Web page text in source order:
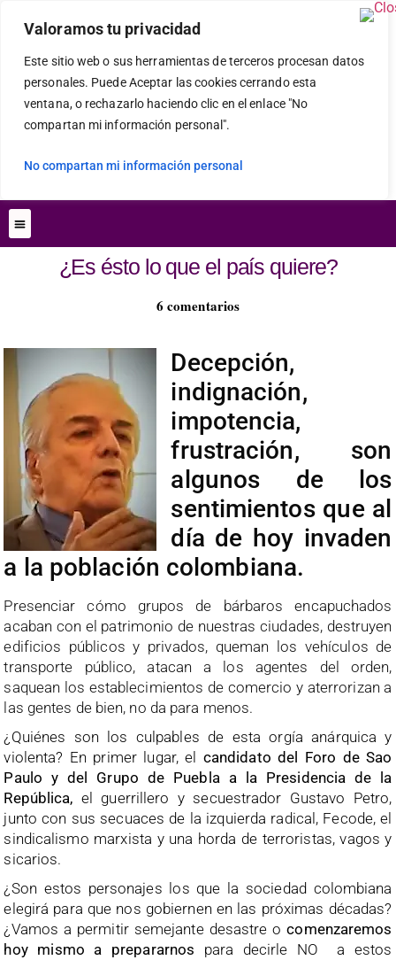
Valoramos tu privacidad
Este sitio web o sus herramientas de terceros procesan datos
personales. Puede Aceptar las cookies cerrando esta
ventana, o rechazarlo haciendo clic en el enlace "No
compartan mi información personal".
No compartan mi información personal
¿Es ésto lo que el país quiere?
6 comentarios
Decepción,
indignación,
impotencia,
frustración, son
algunos de los
sentimientos que al
día de hoy invaden
a la población colombiana.
Presenciar cómo grupos de bárbaros encapuchados
acaban con el patrimonio de nuestras ciudades, destruyen
edificios públicos y privados, queman los vehículos de
transporte público, atacan a los agentes del orden,
saquean los establecimientos de comercio y aterrorizan a
las gentes de bien, no da para menos.
¿Quiénes son los culpables de esta orgía anárquica y
violenta? En primer lugar, el candidato del Foro de Sao
Paulo y del Grupo de Puebla a la Presidencia de la
República, el guerrillero y secuestrador Gustavo Petro,
junto con sus secuaces de la izquierda radical, Fecode, el
sindicalismo marxista y una horda de terroristas, vagos y
sicarios.
¿Son estos personajes los que la sociedad colombiana
elegirá para que nos gobiernen en las próximas décadas?
¿Vamos a permitir semejante desastre ocomenzaremos
hoy mismo a prepararnos para decirle NO a estos